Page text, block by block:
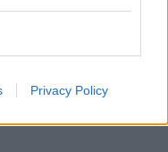
Privacy Policy